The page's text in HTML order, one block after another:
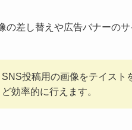
の差し替えや広告バナーの
SNS投稿用の画像をテイスト
ど効率的に行えます。